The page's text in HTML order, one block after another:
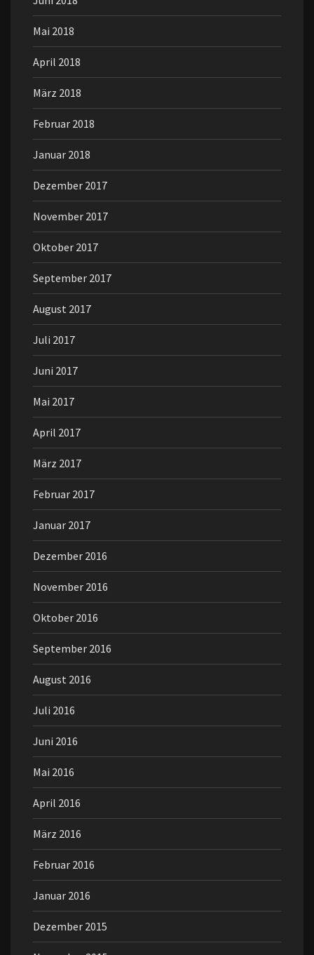
Mai 2018
April 2018
März 2018
Februar 2018
Januar 2018
Dezember 2017
November 2017
Oktober 2017
September 2017
August 2017
Juli 2017
Juni 2017
Mai 2017
April 2017
März 2017
Februar 2017
Januar 2017
Dezember 2016
November 2016
Oktober 2016
September 2016
August 2016
Juli 2016
Juni 2016
Mai 2016
April 2016
März 2016
Februar 2016
Januar 2016
Dezember 2015